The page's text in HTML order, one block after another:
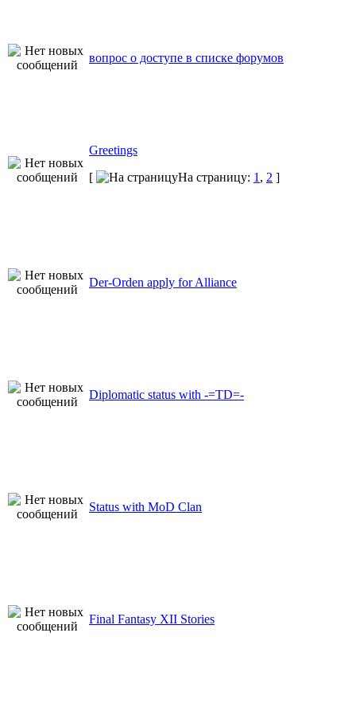
вопрос о доступе в списке форумов
Greetings
[
На страницу: 1 , 2 ]
Der-Orden apply for Alliance
Diplomatic status with -=TD=-
Status with MoD Clan
Final Fantasy XII Stories